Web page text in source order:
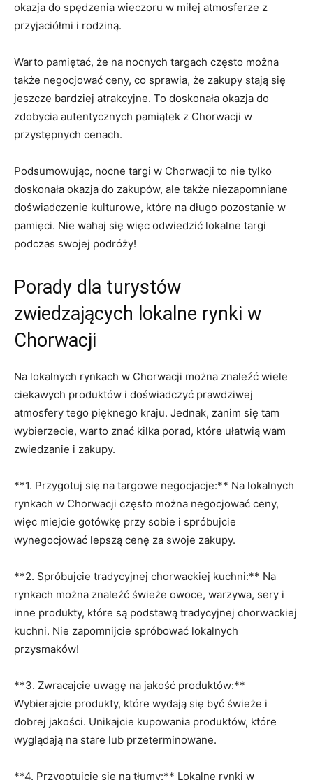
okazja⁣ do spędzenia wieczoru w miłej atmosferze z
przyjaciółmi i rodziną.
Warto‌ pamiętać,⁤ że na nocnych targach często można
także negocjować ‌ceny, co sprawia, że zakupy ‍stają ⁤się
jeszcze bardziej atrakcyjne. To doskonała okazja do
zdobycia ⁤autentycznych ​pamiątek z‍ Chorwacji w ​
przystępnych cenach.
Podsumowując,⁢ nocne⁣ targi w Chorwacji⁢ to nie tylko
doskonała okazja do zakupów, ale ‌także niezapomniane
doświadczenie kulturowe, które na⁤ długo‍ pozostanie w
pamięci. Nie⁣ wahaj się więc⁤ odwiedzić lokalne⁢ targi ​
podczas swojej⁣ podróży!
Porady dla turystów
zwiedzających lokalne rynki w​
Chorwacji
Na lokalnych rynkach‍ w Chorwacji⁤ można znaleźć ⁢wiele
ciekawych produktów ⁣i ‍doświadczyć ​prawdziwej
atmosfery tego pięknego kraju.⁣ Jednak, ​zanim się tam
⁣wybierzecie, warto znać kilka porad,​ które ułatwią wam‍
zwiedzanie ⁣i zakupy.
**1. Przygotuj się⁤ na targowe negocjacje:** ⁤Na ⁢lokalnych
rynkach w ​Chorwacji często można ⁣negocjować ceny,
więc miejcie gotówkę przy sobie i ⁣spróbujcie
wynegocjować⁤ lepszą cenę za swoje zakupy.
**2. ⁣Spróbujcie tradycyjnej chorwackiej kuchni:** Na
rynkach można ‍znaleźć‍ świeże owoce, warzywa, sery i
inne produkty, ​które są ⁣podstawą ​tradycyjnej chorwackiej
kuchni. Nie zapomnijcie spróbować lokalnych
przysmaków!
**3. ⁢Zwracajcie uwagę na jakość produktów:**
Wybierajcie produkty, które wydają ⁢się ⁣być świeże i
dobrej jakości. Unikajcie​ kupowania produktów, które
wyglądają na stare lub przeterminowane.
**4. Przygotujcie się na tłumy:** Lokalne rynki w